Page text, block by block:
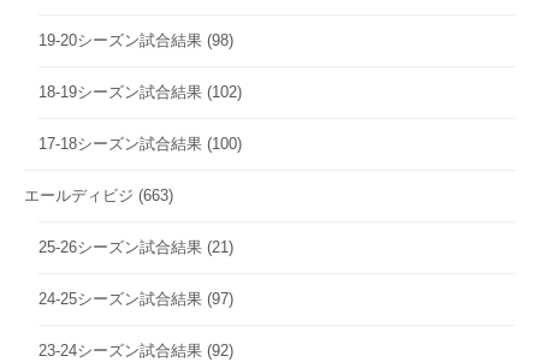
19-20シーズン試合結果 (98)
18-19シーズン試合結果 (102)
17-18シーズン試合結果 (100)
エールディビジ (663)
25-26シーズン試合結果 (21)
24-25シーズン試合結果 (97)
23-24シーズン試合結果 (92)